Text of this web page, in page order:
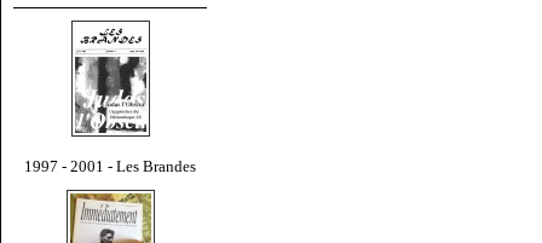
1997 - 2001 - Les Brandes